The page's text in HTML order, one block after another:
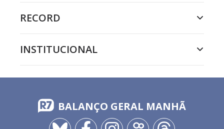
RECORD
INSTITUCIONAL
BALANÇO GERAL MANHÃ